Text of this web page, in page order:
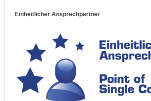
Einheitlicher Ansprechpartner